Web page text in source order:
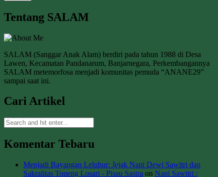
Tentang SALAM
SALAM (Sanggar Anak Alam) berdiri pada tahun 1988 di Desa
Lawen, Kecamatan Pandanarum, Banjarnegara, Perkembangannya
SALAM metemorfosa menjadi komunitas pemuda “ANANE29”
sampai saat ini.
Cari Artikel
Komentar Tebaru
Menjadi Bayangan Leluhur: Jejak Nani Dewi Sawitri dan
Sakralitas Topeng Losari - Pisau Sastra on Nani Sawitri :